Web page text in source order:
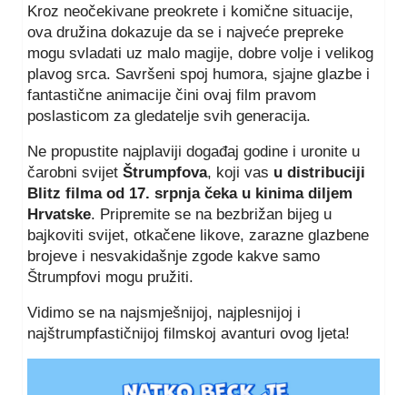
Kroz neočekivane preokrete i komične situacije,
ova družina dokazuje da se i najveće prepreke
mogu svladati uz malo magije, dobre volje i velikog
plavog srca. Savršeni spoj humora, sjajne glazbe i
fantastične animacije čini ovaj film pravom
poslasticom za gledatelje svih generacija.
Ne propustite najplaviji događaj godine i uronite u
čarobni svijet Štrumpfova, koji vas u distribuciji
Blitz filma od 17. srpnja čeka u kinima diljem
Hrvatske. Pripremite se na bezbrižan bijeg u
bajkoviti svijet, otkačene likove, zarazne glazbene
brojeve i nesvakidašnje zgode kakve samo
Štrumpfovi mogu pružiti.
Vidimo se na najsmješnijoj, najplesnijoj i
najštrumpfastičnijoj filmskoj avanturi ovog ljeta!